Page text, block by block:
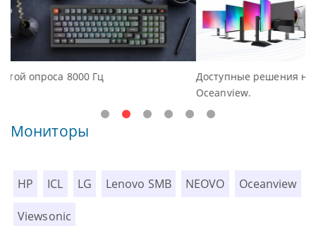
Доступные решения начального уровня, новые
Мониторы
HP ICL LG Lenovo SMB NEOVO Oceanview
Viewsonic